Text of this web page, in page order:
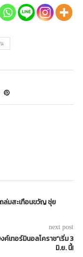
ล่มสะเทือนขวัญ ชุ่ย
next post
เทอร์มินอลโคราช”เริ่ม 3
มิ.ย. นี้!